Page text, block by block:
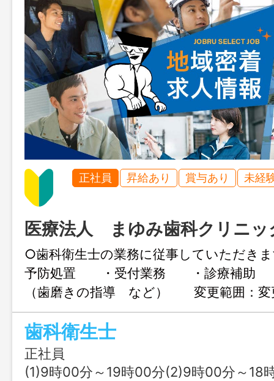
正社員 昇給あり 賞与あり 未経
医療法人 まゆみ歯科クリニッ
○歯科衛生士の業務に従事していただ
予防処置 ・受付業務 ・診療補助
（歯磨きの指導 など） 変更範囲：変
歯科衛生士
正社員
(1)9時00分～19時00分(2)9時00分～18